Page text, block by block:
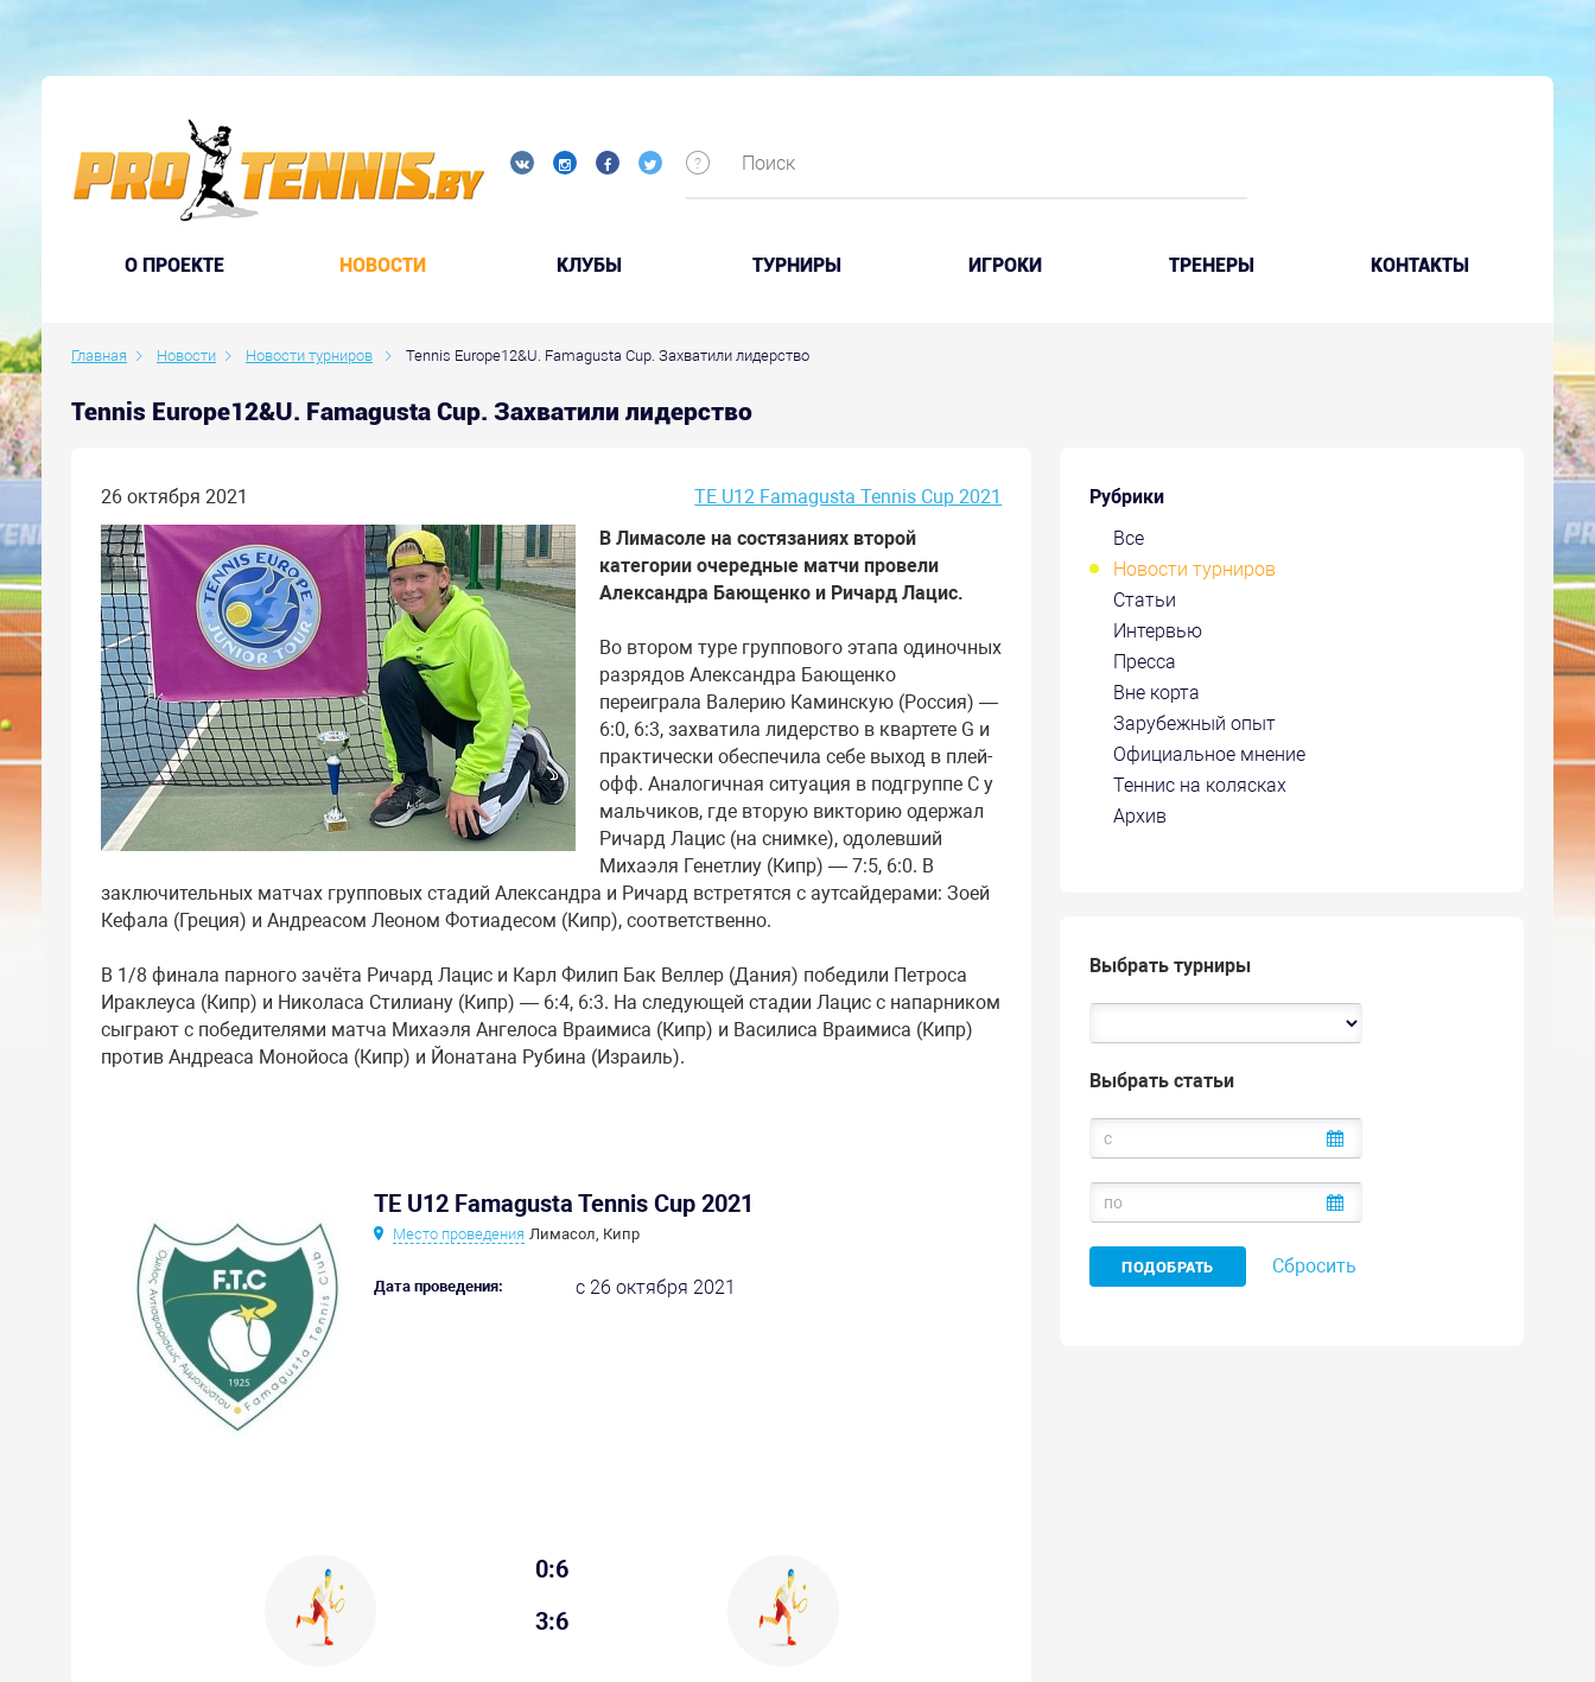
O ПРОЕКТЕ НОВОСТИ КЛУБЫ ТУРНИРЫ ИГРОКИ ТРЕНЕРЫ КОНТАКТЫ
Главная Новости Новости турниров Tennis Europe12&U. Famagusta Cup. Захватили лидерство
Tennis Europe12&U. Famagusta Cup. Захватили лидерство
Рубрики
Все
Новости турниров
Статьи
Интервью
Пресса
Вне корта
Зарубежный опыт
Официальное мнение
Теннис на колясках
Архив
Выбрать турниры
Выбрать статьи
Сбросить
26 октября 2021
TE U12 Famagusta Tennis Cup 2021
В Лимасоле на состязаниях второй
категории очередные матчи провели
Александра Бающенко и Ричард Лацис.
Во втором туре группового этапа одиночных
разрядов Александра Бающенко
переиграла Валерию Каминскую (Россия) —
6:0, 6:3, захватила лидерство в квартете G и
практически обеспечила себе выход в плей-
офф. Аналогичная ситуация в подгруппе С у
мальчиков, где вторую викторию одержал
Ричард Лацис (на снимке), одолевший
Михаэля Генетлиу (Кипр) — 7:5, 6:0. В
заключительных матчах групповых стадий Александра и Ричард встретятся с аутсайдерами: Зоей
Кефала (Греция) и Андреасом Леоном Фотиадесом (Кипр), соответственно.
В 1/8 финала парного зачёта Ричард Лацис и Карл Филип Бак Веллер (Дания) победили Петроса
Ираклеуса (Кипр) и Николаса Стилиану (Кипр) — 6:4, 6:3. На следующей стадии Лацис с напарником
сыграют с победителями матча Михаэля Ангелоса Враимиса (Кипр) и Василиса Враимиса (Кипр)
против Андреаса Монойоса (Кипр) и Йонатана Рубина (Израиль).
TE U12 Famagusta Tennis Cup 2021
Место проведения Лимасол, Кипр
Дата проведения: с 26 октября 2021
0:6
3:6